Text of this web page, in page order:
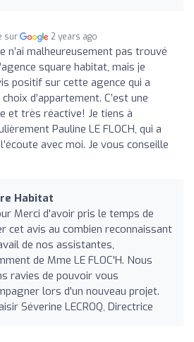
sur 2 years ago
n’ai malheureusement pas trouvé
square habitat, mais je
positif sur cette agence qui a
d’appartement. C’est une
et très réactive! Je tiens à
Pauline LE FLOCH, qui a
avec moi. Je vous conseille
Habitat
Merci d'avoir pris le temps de
cet avis au combien reconnaissant
de nos assistantes,
de Mme LE FLOC'H. Nous
ravies de pouvoir vous
lors d'un nouveau projet.
Séverine LECROQ, Directrice